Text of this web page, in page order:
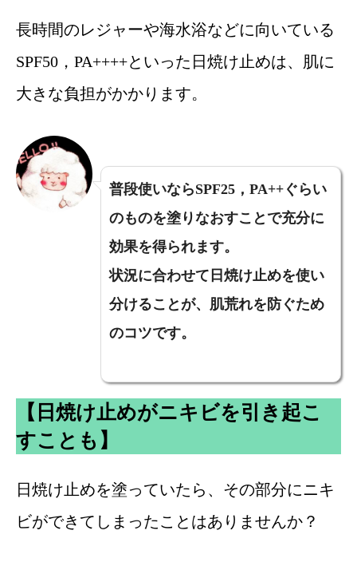
長時間のレジャーや海水浴などに向いている
SPF50，PA++++といった日焼け止めは、肌に
大きな負担がかかります。
普段使いならSPF25，PA++ぐらい
のものを塗りなおすことで充分に
効果を得られます。
状況に合わせて日焼け止めを使い
分けることが、肌荒れを防ぐため
のコツです。
【日焼け止めがニキビを引き起こ
すことも】
日焼け止めを塗っていたら、その部分にニキ
ビができてしまったことはありませんか？